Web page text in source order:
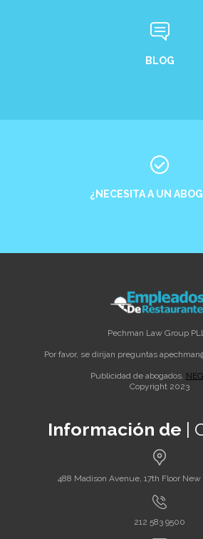
BLOG
¿NECESITA A UN
Pechman Law Group
Por favor, se dirijan preguntas a
Publicidad de abogados.
Copyright 2023
Información de |
488 Madison Avenue, 17th Floor New
212 583 9500